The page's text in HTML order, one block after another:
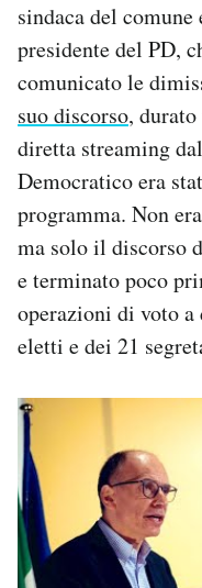
sindaca del
presidente del PD,
comunicato le
suo discorso,
diretta streaming
Democratico era
programma. Non
ma solo il discorso
e terminato poco
operazioni di voto
eletti e dei 21